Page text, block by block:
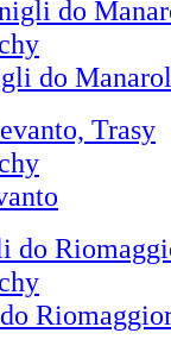
do